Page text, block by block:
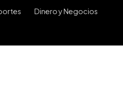
Dinero y Negocios